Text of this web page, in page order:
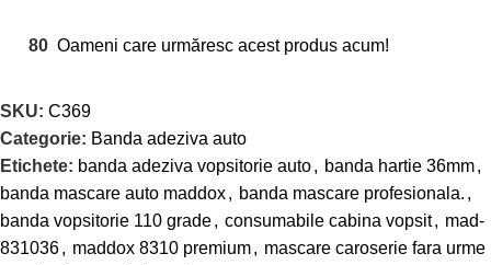
80 Oameni care urmăresc acest produs acum!
SKU: C369
Categorie: Banda adeziva auto
Etichete: banda adeziva vopsitorie auto, banda hartie 36mm,
banda mascare auto maddox, banda mascare profesionala. ,
banda vopsitorie 110 grade, consumabile cabina vopsit, mad-
831036, maddox 8310 premium, mascare caroserie fara urme